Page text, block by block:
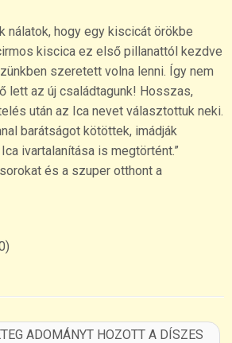
nálatok, hogy egy kiscicát örökbe
kiscica ez első pillanattól kezdve
szeretett volna lenni. Így nem
lett az új családtagunk! Hosszas,
után az Ica nevet választottuk neki.
barátságot kötöttek, imádják
ivartalanítása is megtörtént.”
és a szuper otthont a
ADOMÁNYT HOZOTT A DÍSZES